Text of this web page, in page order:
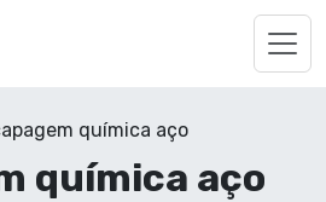
química aço
química aço